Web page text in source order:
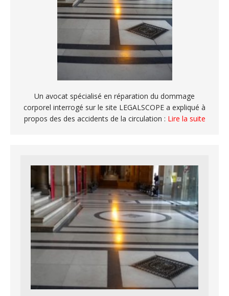
Un avocat spécialisé en réparation du dommage
corporel interrogé sur le site LEGALSCOPE a expliqué à
propos des des accidents de la circulation : Lire la suite